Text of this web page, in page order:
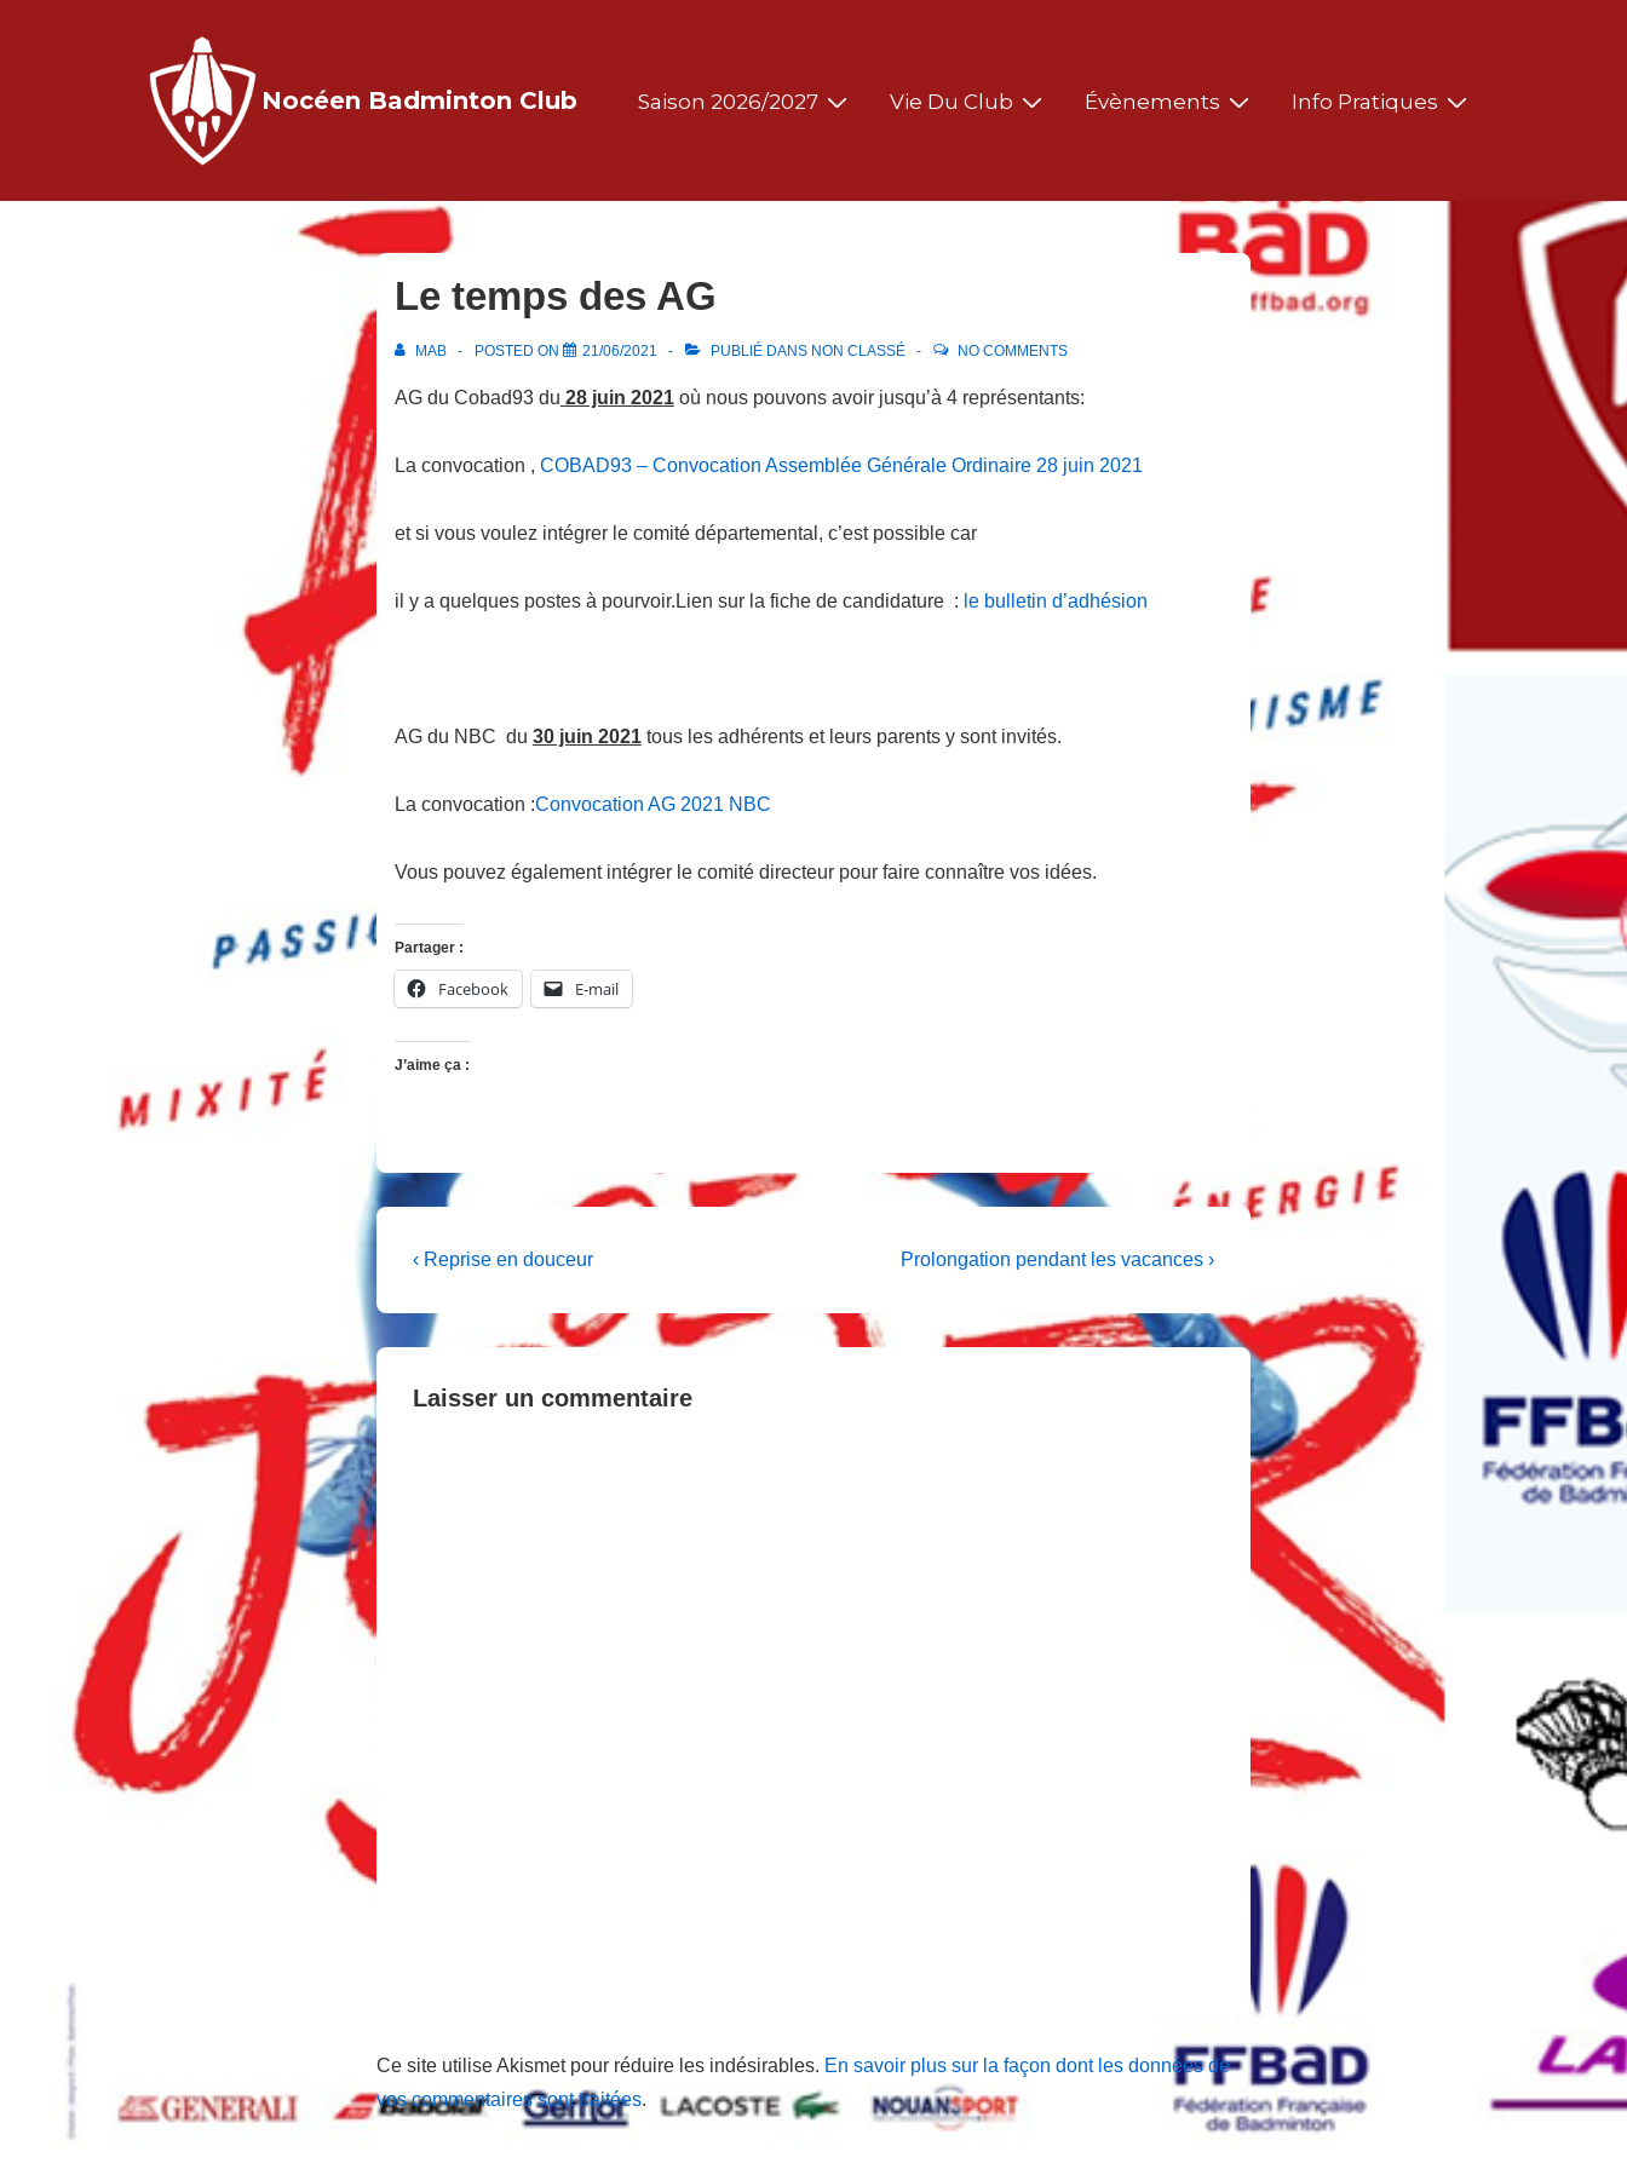
Nocéen Badminton Club
MainSaison 2026/2027 Vie Du Club Évènements Info Pratiques
Le temps des AG
MAB POSTED ON 21/06/2021 PUBLIÉ DANS NON CLASSÉ NO COMMENTS
AG du Cobad93 du 28 juin 2021où nous pouvons avoir jusqu’à 4 représentants:
La convocation , COBAD93 – Convocation Assemblée Générale Ordinaire 28 juin 2021
et si vous voulez intégrer le comité départemental, c’est possible car
il y a quelques postes à pourvoir.Lien sur la fiche de candidature : le bulletin d’adhésion
AG du NBC du 30 juin 2021tous les adhérents et leurs parents y sont invités.
La convocation :Convocation AG 2021 NBC
Vous pouvez également intégrer le comité directeur pour faire connaître vos idées.
Partager :
Facebook E-mail
J’aime ça :
Navigation
l’article
Previous
‹ Reprise en douceur
Next
Prolongation pendant les vacances ›
Laisser un commentaire
Ce site utilise Akismet pour réduire les indésirables. En savoir plus sur la façon dont les données de
vos commentaires sont traitées.